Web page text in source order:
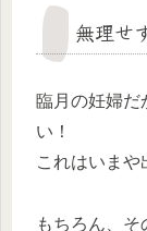
無理せ
臨月の妊婦だ
い！
これはいまや
もちろん、